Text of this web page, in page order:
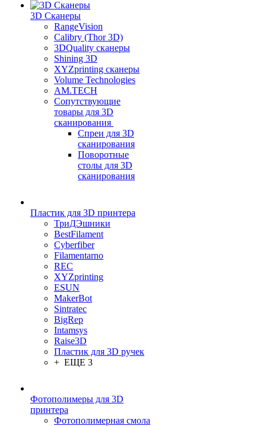
3D Сканеры
RangeVision
Calibry (Thor 3D)
3DQuality сканеры
Shining 3D
XYZprinting сканеры
Volume Technologies
AM.TECH
Сопутствующие
товары для 3D
сканирования
Спреи для 3D
сканирования
Поворотные
столы для 3D
сканирования
Пластик для 3D принтера
ТриДЭшники
BestFilament
Cyberfiber
Filamentarno
REC
XYZprinting
ESUN
MakerBot
Sintratec
BigRep
Intamsys
Raise3D
Пластик для 3D ручек
+ ЕЩЕ 3
Фотополимеры для 3D
принтера
Фотополимерная смола